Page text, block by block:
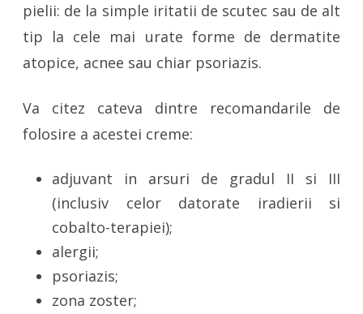
pielii: de la simple iritatii de scutec sau de alt
tip la cele mai urate forme de dermatite
atopice, acnee sau chiar psoriazis.
Va citez cateva dintre recomandarile de
folosire a acestei creme:
adjuvant in arsuri de gradul II si III
(inclusiv celor datorate iradierii si
cobalto-terapiei);
alergii;
psoriazis;
zona zoster;